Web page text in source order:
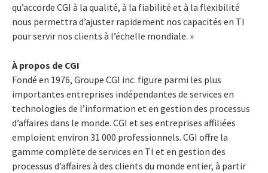
qu’accorde CGI à la qualité, à la fiabilité et à la flexibilité
nous permettra d’ajuster rapidement nos capacités en TI
pour servir nos clients à l’échelle mondiale. »
À propos de CGI
Fondé en 1976, Groupe CGI inc. figure parmi les plus
importantes entreprises indépendantes de services en
technologies de l’information et en gestion des processus
d’affaires dans le monde. CGI et ses entreprises affiliées
emploient environ 31 000 professionnels. CGI offre la
gamme complète de services en TI et en gestion des
processus d’affaires à des clients du monde entier, à partir